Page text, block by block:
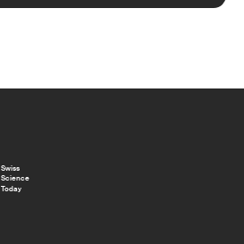
Swiss
Science
Today